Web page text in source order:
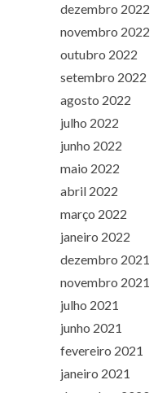
dezembro 2022
novembro 2022
outubro 2022
setembro 2022
agosto 2022
julho 2022
junho 2022
maio 2022
abril 2022
março 2022
janeiro 2022
dezembro 2021
novembro 2021
julho 2021
junho 2021
fevereiro 2021
janeiro 2021